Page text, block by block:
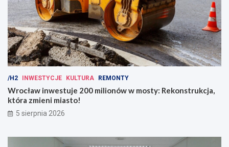
/H2 INWESTYCJE KULTURA REMONTY
Wrocław inwestuje 200 milionów w mosty: Rekonstrukcja,
która zmieni miasto!
5 sierpnia 2026